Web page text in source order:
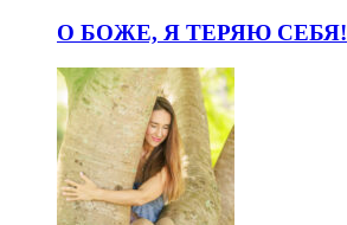
О БОЖЕ, Я ТЕРЯЮ СЕБЯ!